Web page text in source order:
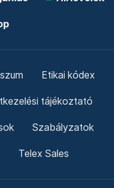
Etikai kódex
tájékoztató
Szabályzatok
Telex Sales